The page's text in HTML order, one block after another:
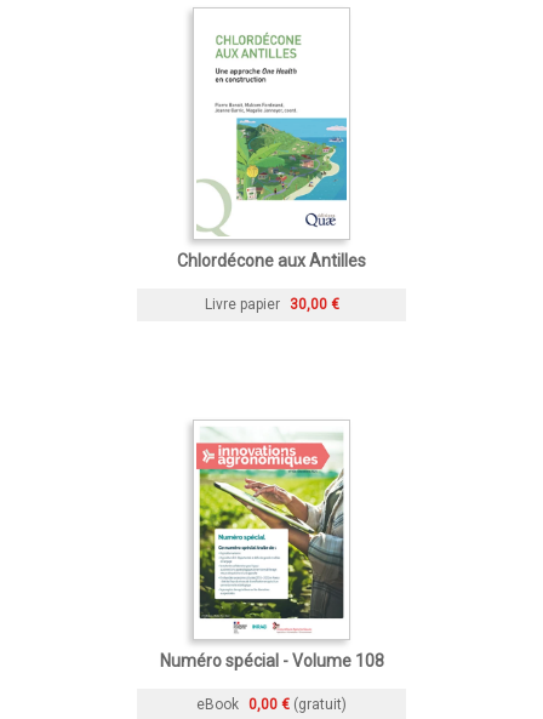
Chlordécone aux Antilles
Livre papier 30,00 €
Numéro spécial - Volume 108
eBook 0,00 € (gratuit)